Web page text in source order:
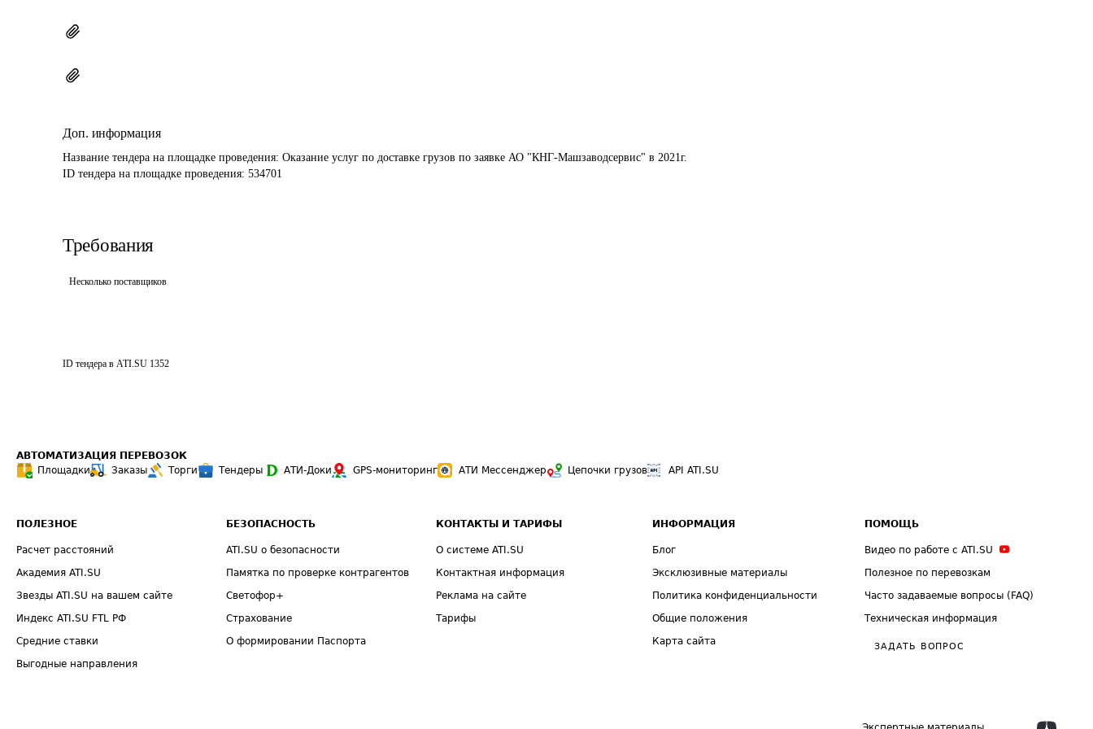
Доп. информация
Название тендера на площадке проведения: Оказание услуг по доставке грузов по заявке АО "КНГ-Машзаводсервис" в 2021г.
ID тендера на площадке проведения: 534701
Требования
Несколько поставщиков
ID тендера в ATI.SU 1352
АВТОМАТИЗАЦИЯ ПЕРЕВОЗОК
Площадки
Заказы Торги Тендеры АТИ-Доки GPS-мониторинг АТИ Мессенджер Цепочки грузов API ATI.SU
ПОЛЕЗНОЕ
Расчет расстояний
Академия ATI.SU
Звезды ATI.SU на вашем сайте
Индекс ATI.SU FTL РФ
Средние ставки
Выгодные направления
БЕЗОПАСНОСТЬ
ATI.SU о безопасности
Памятка по проверке контрагентов
Светофор+
Страхование
О формировании Паспорта
КОНТАКТЫ И ТАРИФЫ
О системе ATI.SU
Контактная информация
Реклама на сайте
Тарифы
ИНФОРМАЦИЯ
Блог
Эксклюзивные материалы
Политика конфиденциальности
Общие положения
Карта сайта
ПОМОЩЬ
Видео по работе с ATI.SU
Полезное по перевозкам
Часто задаваемые вопросы (FAQ)
Техническая информация
ЗАДАТЬ ВОПРОС